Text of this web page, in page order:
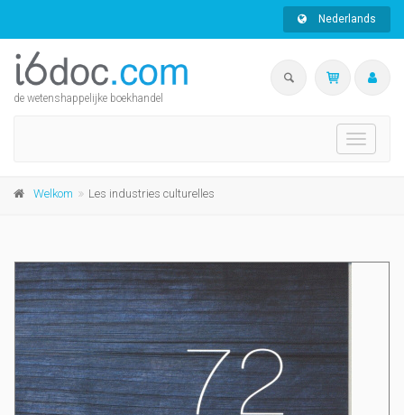
Nederlands
de wetenshappelijke boekhandel
Toggle
Welkom Les industries culturelles